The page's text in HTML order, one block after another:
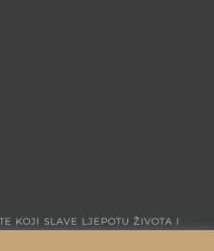
KOJI SLAVE LJEPOTU ŽIVOTA I